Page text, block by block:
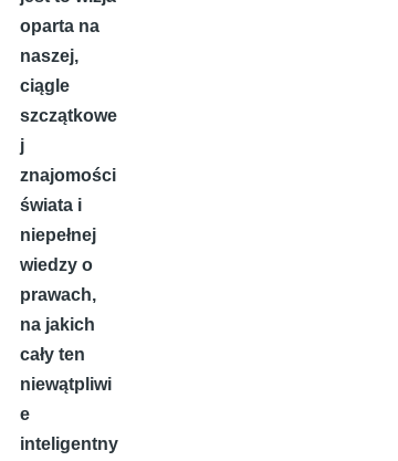
oparta na
naszej,
ciągle
szczątkowe
j
znajomości
świata i
niepełnej
wiedzy o
prawach,
na jakich
cały ten
niewątpliwi
e
inteligentny